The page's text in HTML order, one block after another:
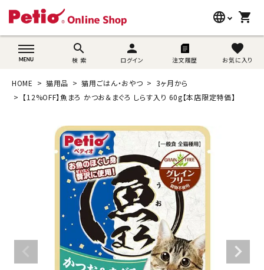
language
wovn-lang-name
shopping_cart
search
検 索
person
ログイン 注文履歴
favorite
お気に入り
search
猫用品
うさぎ用品
ブランド別に探す
目的別に探す
ご利用案内
HOME 猫用品 猫用ごはん・おやつ
3ヶ月から
【12%OFF】魚まろ かつお＆まぐろ しらす入り 60g【本店限定特価】